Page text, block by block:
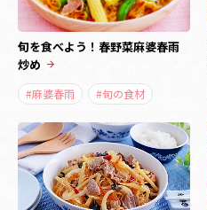
旬を食べよう！春野菜麻婆春雨
炒め
#麻婆春雨 #旬の食材